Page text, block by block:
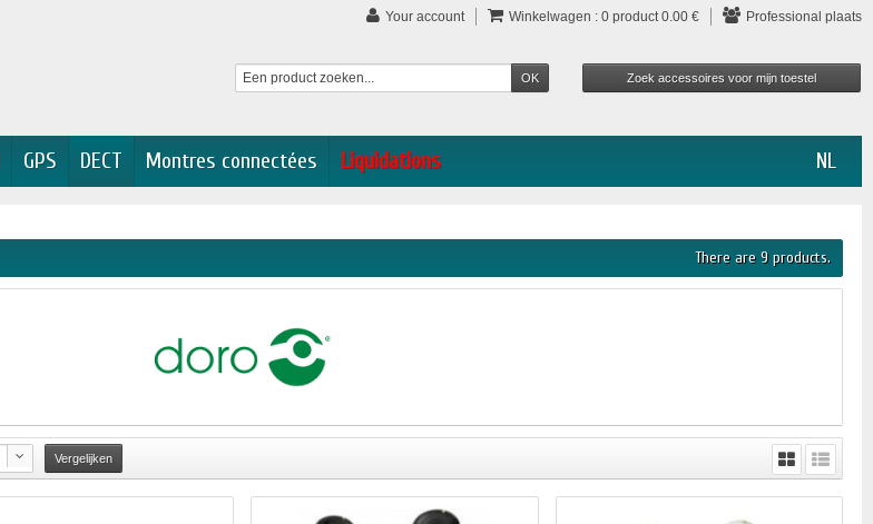
Your account Winkelwagen : 0 product0.00 € Professional plaats
NL
GPS DECT Montres connectées Liquidations
There are 9 products.